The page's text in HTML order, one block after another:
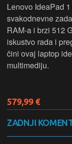
Lenovo IdeaPad
svakodnevne
RAM-a i brzi 512
iskustvo rada i
čini ovaj laptop
multimediju.
579,99 €
ZADNJI